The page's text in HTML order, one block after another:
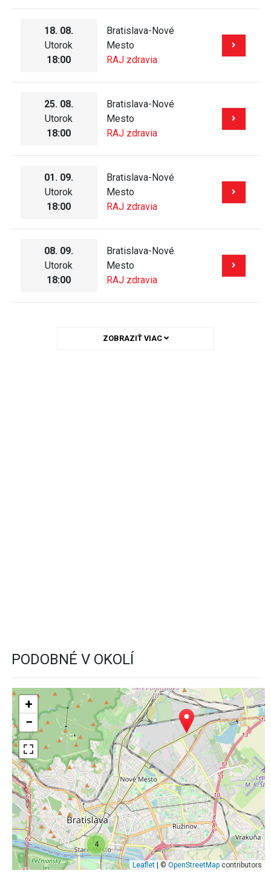
18. 08.
Utorok
18:00
Bratislava-Nové
Mesto
RAJ zdravia
25. 08.
Utorok
18:00
Bratislava-Nové
Mesto
RAJ zdravia
01. 09.
Utorok
18:00
Bratislava-Nové
Mesto
RAJ zdravia
08. 09.
Utorok
18:00
Bratislava-Nové
Mesto
RAJ zdravia
ZOBRAZIŤ VIAC
PODOBNÉ V OKOLÍ
4
+
−
Leaflet | ©OpenStreetMap contributors